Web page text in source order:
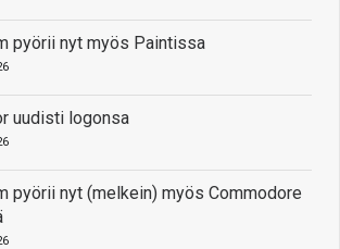
pyörii nyt myös Paintissa
uudisti logonsa
pyörii nyt (melkein) myös Commodore